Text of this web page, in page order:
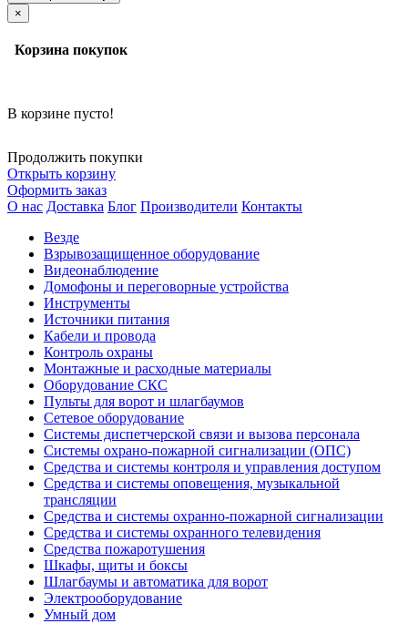
×
Корзина покупок
В корзине пусто!
Продолжить покупки
Открыть корзину
Оформить заказ
О нас Доставка Блог Производители Контакты
Везде
Взрывозащищенное оборудование
Видеонаблюдение
Домофоны и переговорные устройства
Инструменты
Источники питания
Кабели и провода
Контроль охраны
Монтажные и расходные материалы
Оборудование СКС
Пульты для ворот и шлагбаумов
Сетевое оборудование
Системы диспетчерской связи и вызова персонала
Системы охрано-пожарной сигнализации (ОПС)
Средства и системы контроля и управления доступом
Средства и системы оповещения, музыкальной
трансляции
Средства и системы охранно-пожарной сигнализации
Средства и системы охранного телевидения
Средства пожаротушения
Шкафы, щиты и боксы
Шлагбаумы и автоматика для ворот
Электрооборудование
Умный дом